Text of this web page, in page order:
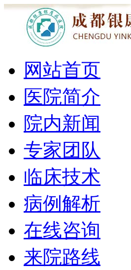
网站首页
医院简介
院内新闻
专家团队
临床技术
病例解析
在线咨询
来院路线